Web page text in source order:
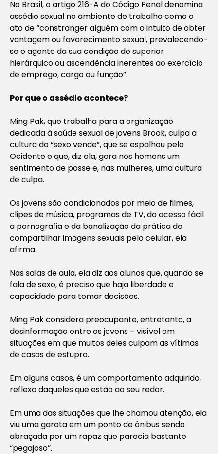
No Brasil, o artigo 216-A do Código Penal denomina
assédio sexual no ambiente de trabalho como o
ato de “constranger alguém com o intuito de obter
vantagem ou favorecimento sexual, prevalecendo-
se o agente da sua condição de superior
hierárquico ou ascendência inerentes ao exercício
de emprego, cargo ou função”.
Por que o assédio acontece?
Ming Pak, que trabalha para a organização
dedicada à saúde sexual de jovens Brook, culpa a
cultura do “sexo vende”, que se espalhou pelo
Ocidente e que, diz ela, gera nos homens um
sentimento de posse e, nas mulheres, uma cultura
de culpa.
Os jovens são condicionados por meio de filmes,
clipes de música, programas de TV, do acesso fácil
a pornografia e da banalização da prática de
compartilhar imagens sexuais pelo celular, ela
afirma.
Nas salas de aula, ela diz aos alunos que, quando se
fala de sexo, é preciso que haja liberdade e
capacidade para tomar decisões.
Ming Pak considera preocupante, entretanto, a
desinformação entre os jovens – visível em
situações em que muitos deles culpam as vítimas
de casos de estupro.
Em alguns casos, é um comportamento adquirido,
reflexo daqueles que estão ao seu redor.
Em uma das situações que lhe chamou atenção, ela
viu uma garota em um ponto de ônibus sendo
abraçada por um rapaz que parecia bastante
“pegajoso”.